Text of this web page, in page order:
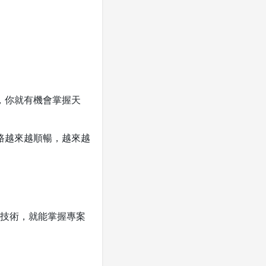
就有機會掌握天
越來越順暢，越來越
術，就能掌握專案